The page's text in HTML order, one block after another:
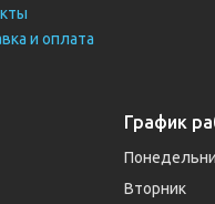
и оплата
График
Вторник